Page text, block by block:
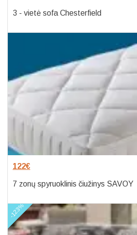
3 - vietė sofa Chesterfield
122€
7 zonų spyruoklinis čiužinys SAVOY
-123%